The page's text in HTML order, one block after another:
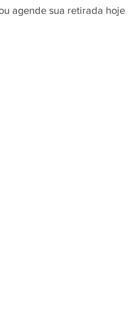
agende sua retirada hoje